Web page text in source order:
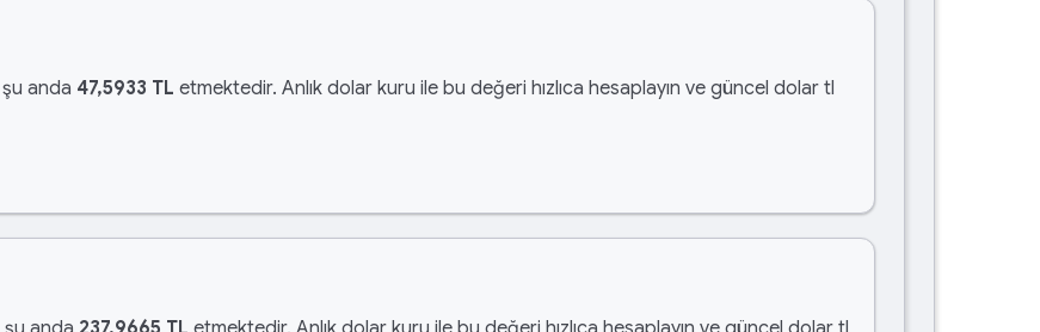
şu anda 47,5933 TL etmektedir. Anlık dolar kuru ile bu değeri hızlıca hesaplayın ve güncel dolar tl